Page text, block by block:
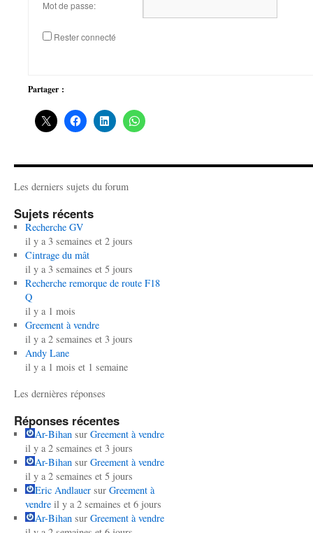
Mot de passe:
Rester connecté
Partager :
Les derniers sujets du forum
Sujets récents
Recherche GV
il y a 3 semaines et 2 jours
Cintrage du mât
il y a 3 semaines et 5 jours
Recherche remorque de route F18
Q
il y a 1 mois
Greement à vendre
il y a 2 semaines et 3 jours
Andy Lane
il y a 1 mois et 1 semaine
Les dernières réponses
Réponses récentes
Ar-Bihansur Greement à vendre
il y a 2 semaines et 3 jours
Ar-Bihansur Greement à vendre
il y a 2 semaines et 5 jours
Eric Andlauersur Greement à
vendre il y a 2 semaines et 6 jours
Ar-Bihansur Greement à vendre